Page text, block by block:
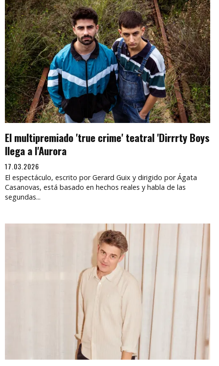
El multipremiado 'true crime' teatral 'Dirrrty Boys
llega a l'Aurora
17.03.2026
El espectáculo, escrito por Gerard Guix y dirigido por Ágata
Casanovas, está basado en hechos reales y habla de las
segundas...